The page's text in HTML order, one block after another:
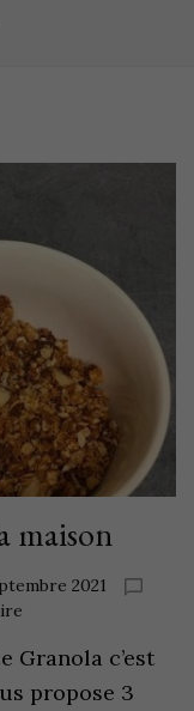
maison
2021
Granola c’est
propose 3